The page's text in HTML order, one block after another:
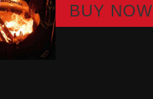
BUY NOW